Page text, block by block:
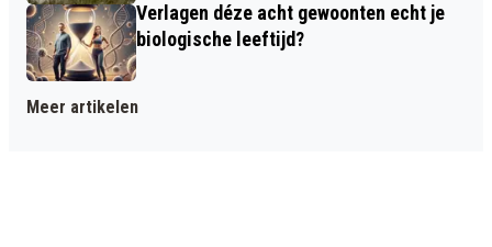
Verlagen déze acht gewoonten echt je
biologische leeftijd?
Meer artikelen